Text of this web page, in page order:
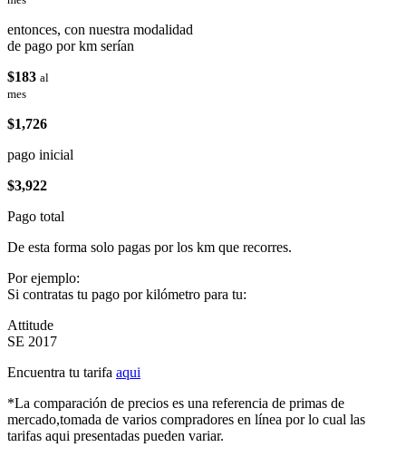
entonces, con nuestra modalidad
de pago por km serían
$183 al
mes
$1,726
pago inicial
$3,922
Pago total
De esta forma solo pagas por los km que recorres.
Por ejemplo:
Si contratas tu pago por kilómetro para tu:
Attitude
SE 2017
Encuentra tu tarifa aqui
*La comparación de precios es una referencia de primas de
mercado,tomada de varios compradores en línea por lo cual las
tarifas aqui presentadas pueden variar.